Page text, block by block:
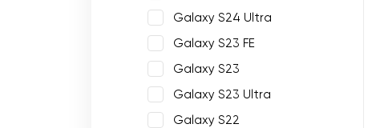
Galaxy S24 Ultra
Galaxy S23 FE
Galaxy S23
Galaxy S23 Ultra
Galaxy S22